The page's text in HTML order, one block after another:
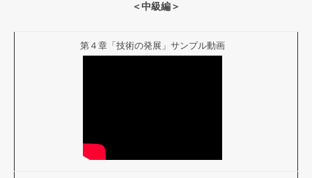
＜中級編＞
第４章「技術の発展」サンプル動画